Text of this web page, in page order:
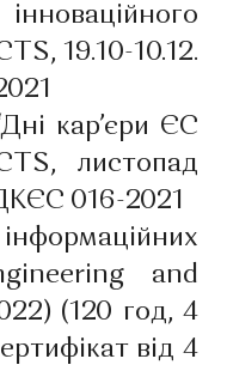
19.10-10.12.
кар’єри ЄС
листопад
016-2021
and
(120 год, 4
від 4